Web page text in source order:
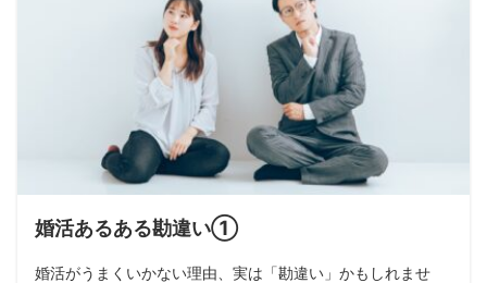
婚活あるある勘違い①
婚活がうまくいかない理由、実は「勘違い」かもしれませ